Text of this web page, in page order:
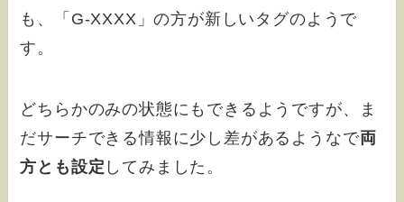
も、「G-XXXX」の方が新しいタグのようで
す。
どちらかのみの状態にもできるようですが、ま
だサーチできる情報に少し差があるようなで両
方とも設定 してみました。